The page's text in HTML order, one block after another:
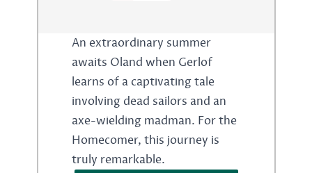
An extraordinary summer
awaits Oland when Gerlof
learns of a captivating tale
involving dead sailors and an
axe-wielding madman. For the
Homecomer, this journey is
truly remarkable.